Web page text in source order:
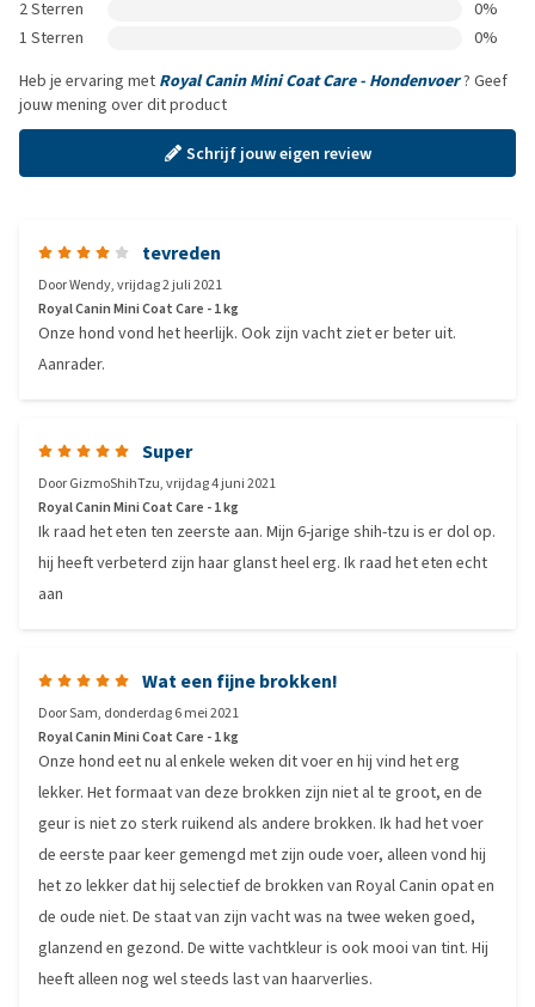
2 Sterren
0%
1 Sterren
0%
Heb je ervaring met Royal Canin Mini Coat Care - Hondenvoer? Geef
jouw mening over dit product
Schrijf jouw eigen review
tevreden
DoorWendy,vrijdag 2 juli 2021
Royal Canin Mini Coat Care - 1 kg
Onze hond vond het heerlijk. Ook zijn vacht ziet er beter uit.
Aanrader.
Super
DoorGizmoShihTzu,vrijdag 4 juni 2021
Royal Canin Mini Coat Care - 1 kg
Ik raad het eten ten zeerste aan. Mijn 6-jarige shih-tzu is er dol op.
hij heeft verbeterd zijn haar glanst heel erg. Ik raad het eten echt
aan
Wat een fijne brokken!
DoorSam, donderdag 6 mei 2021
Royal Canin Mini Coat Care - 1 kg
Onze hond eet nu al enkele weken dit voer en hij vind het erg
lekker. Het formaat van deze brokken zijn niet al te groot, en de
geur is niet zo sterk ruikend als andere brokken. Ik had het voer
de eerste paar keer gemengd met zijn oude voer, alleen vond hij
het zo lekker dat hij selectief de brokken van Royal Canin opat en
de oude niet. De staat van zijn vacht was na twee weken goed,
glanzend en gezond. De witte vachtkleur is ook mooi van tint. Hij
heeft alleen nog wel steeds last van haarverlies.